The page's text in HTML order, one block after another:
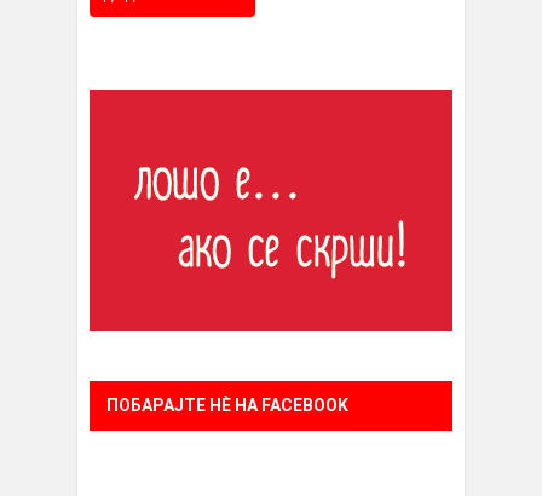
ПОБАРАЈТЕ НÈ НА FACEBOOK